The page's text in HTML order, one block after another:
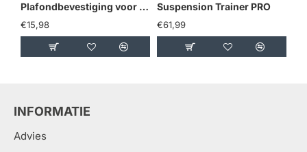
Plafondbevestiging voor Suspension Trainer
€15,98
Suspension Trainer PRO
€61,99
INFORMATIE
Advies